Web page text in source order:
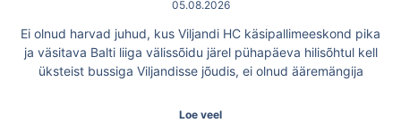
05.08.2026
Ei olnud harvad juhud, kus Viljandi HC käsipallimeeskond pika
ja väsitava Balti liiga välissõidu järel pühapäeva hilisõhtul kell
üksteist bussiga Viljandisse jõudis, ei olnud ääremängija
Loe veel